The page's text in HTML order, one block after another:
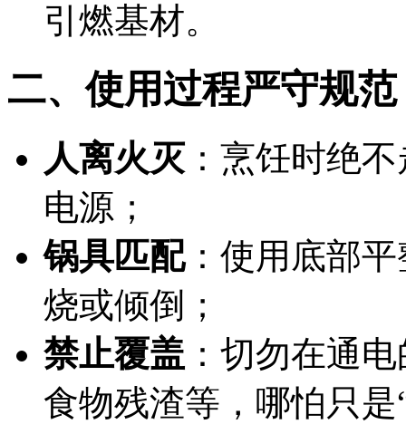
引燃基材。
二、使用过程严守规范
人离火灭 ：烹饪时绝
电源；
锅具匹配：使用底部
烧或倾倒；
禁止覆盖 ：切勿在通
食物残渣等，哪怕只是